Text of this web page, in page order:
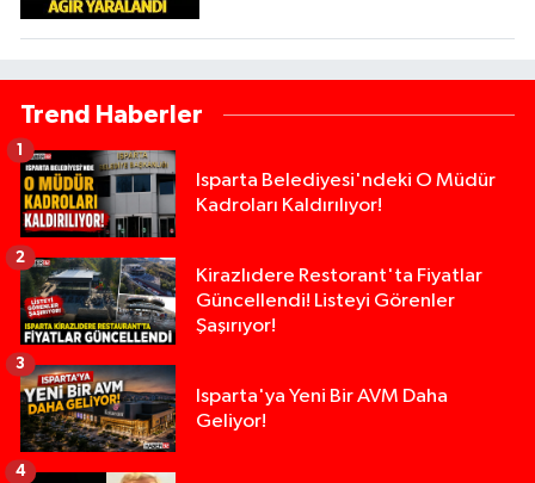
Trend Haberler
Isparta Belediyesi'ndeki O Müdür
Kadroları Kaldırılıyor!
1
Kirazlıdere Restorant'ta Fiyatlar
Güncellendi! Listeyi Görenler
Şaşırıyor!
2
Isparta'ya Yeni Bir AVM Daha
Geliyor!
3
4